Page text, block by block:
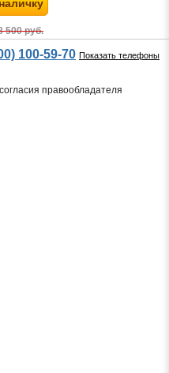
500 руб.
100-59-70 Показать телефоны
правообладателя